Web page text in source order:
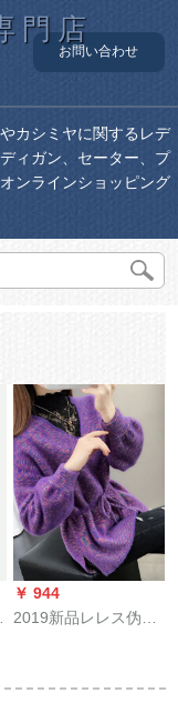
門店
お問い合わせ
カシミヤに関するレデ
ィガン、セーター、プ
ンラインショッピング
￥ 944
2019新品レレス伪二
ニングニングサービ